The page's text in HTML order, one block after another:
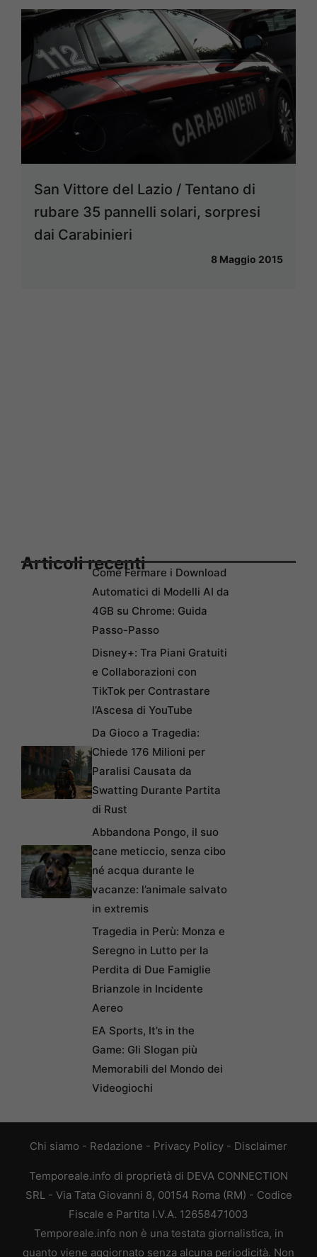
San Vittore del Lazio / Tentano di
rubare 35 pannelli solari, sorpresi
dai Carabinieri
8 Maggio 2015
Articoli recentiCome Fermare i Download
Automatici di Modelli AI da
4GB su Chrome: Guida
Passo-Passo
Disney+: Tra Piani Gratuiti
e Collaborazioni con
TikTok per Contrastare
l’Ascesa di YouTube
Da Gioco a Tragedia:
Chiede 176 Milioni per
Paralisi Causata da
Swatting Durante Partita
di Rust
Abbandona Pongo, il suo
cane meticcio, senza cibo
né acqua durante le
vacanze: l’animale salvato
in extremis
Tragedia in Perù: Monza e
Seregno in Lutto per la
Perdita di Due Famiglie
Brianzole in Incidente
Aereo
EA Sports, It’s in the
Game: Gli Slogan più
Memorabili del Mondo dei
Videogiochi
Chi siamo - Redazione - Privacy Policy - Disclaimer
Temporeale.info di proprietà di DEVA CONNECTION
SRL - Via Tata Giovanni 8, 00154 Roma (RM) - Codice
Fiscale e Partita I.V.A. 12658471003
Temporeale.info non è una testata giornalistica, in
quanto viene aggiornato senza alcuna periodicità. Non